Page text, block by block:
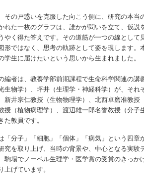
その戸惑いを克服した向こう側に、研究の本当
れた一枚のグラフは、誰かが問いを立て、仮説
やく得た答えです。その道筋が一つの線として
形ではなく、思考の軌跡として姿を現します。
学生に届けたいという思いから生まれました。
編者は、教養学部前期課程で生命科学関連の講
光生物学）、坪井（生理学・神経科学）が、そ
新井宗仁教授（生物物理学）、北西卓磨准教授
授（植物病理学）、渡辺雄一郎名誉教授（分
た教員です。
「分子」「細胞」「個体」「病気」という四章
究を取り上げ、当時の背景や、中心となる実
駒場でノーベル生理学・医学賞の受賞のきっ
上げています。